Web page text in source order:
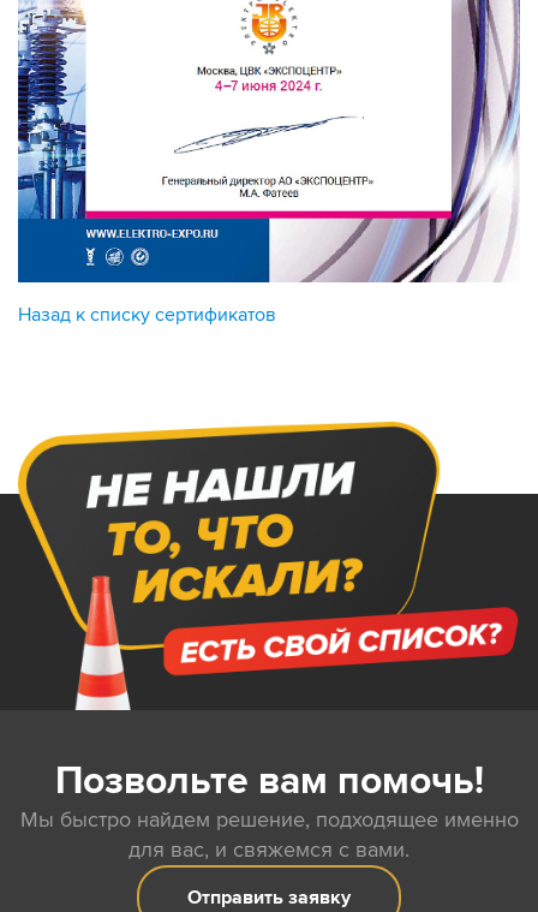
Назад к списку сертификатов
Позвольте вам помочь!
Мы быстро найдем решение, подходящее именно
для вас, и свяжемся с вами.
Отправить заявку